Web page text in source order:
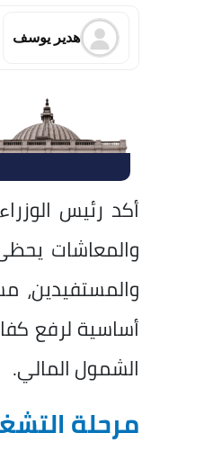
هدير يوسف
أكد رئيس
والمعاشات
والمستفيدين،
أساسية لرفع
الشمول المالي.
مرحلة